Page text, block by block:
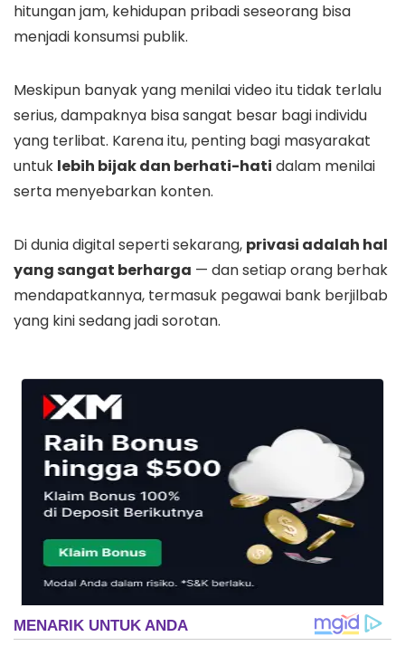
hitungan jam, kehidupan pribadi seseorang bisa
menjadi konsumsi publik.
Meskipun banyak yang menilai video itu tidak terlalu
serius, dampaknya bisa sangat besar bagi individu
yang terlibat. Karena itu, penting bagi masyarakat
untuk lebih bijak dan berhati-hati dalam menilai
serta menyebarkan konten.
Di dunia digital seperti sekarang, privasi adalah hal
yang sangat berharga — dan setiap orang berhak
mendapatkannya, termasuk pegawai bank berjilbab
yang kini sedang jadi sorotan.